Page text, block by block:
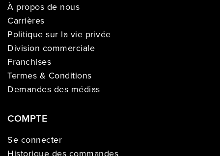
À propos de nous
Carrières
Politique sur la vie privée
Division commerciale
Franchises
Termes & Conditions
Demandes des médias
COMPTE
Se connecter
Historique des commandes